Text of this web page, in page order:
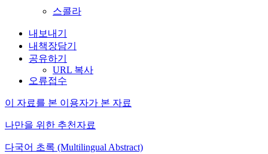
스콜라
내보내기
내책장담기
공유하기
URL 복사
오류접수
이 자료를 본 이용자가 본 자료
나만을 위한 추천자료
다국어 초록 (Multilingual Abstract)